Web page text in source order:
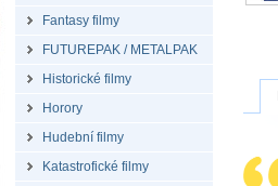
Fantasy filmy
FUTUREPAK / METALPAK
Historické filmy
Horory
Hudební filmy
Katastrofické filmy